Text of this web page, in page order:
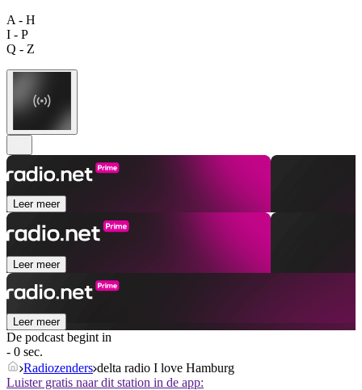
A - H
I - P
Q - Z
Leer meer
Leer meer
Leer meer
De podcast begint in
- 0 sec.
Radiozenders delta radio I love Hamburg
Luister gratis naar dit station in de app: